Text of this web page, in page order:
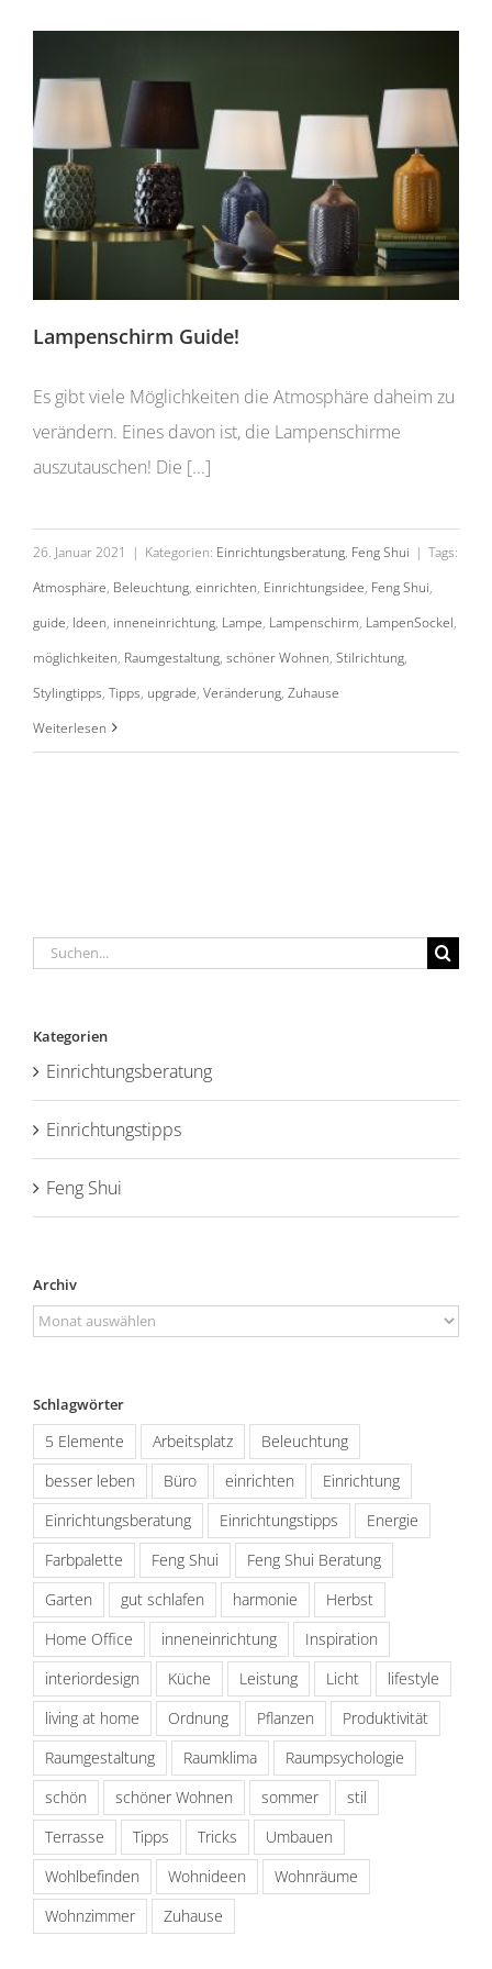
Lampenschirm Guide!
Es gibt viele Möglichkeiten die Atmosphäre daheim zu
verändern. Eines davon ist, die Lampenschirme
auszutauschen! Die [...]
26. Januar 2021 | Kategorien: Einrichtungsberatung, Feng Shui | Tags:
Atmosphäre, Beleuchtung, einrichten, Einrichtungsidee, Feng Shui,
guide, Ideen, inneneinrichtung, Lampe, Lampenschirm, LampenSockel,
möglichkeiten, Raumgestaltung, schöner Wohnen, Stilrichtung,
Stylingtipps, Tipps, upgrade, Veränderung, Zuhause
Weiterlesen
Suche
Kategorien
Einrichtungsberatung
Einrichtungstipps
Feng Shui
Archiv
Archiv
Schlagwörter
5 Elemente Arbeitsplatz
Beleuchtung
besser leben
Büro einrichten
Einrichtung
Einrichtungsberatung
Einrichtungstipps
Energie
Farbpalette
Feng Shui
Feng Shui Beratung
Garten
gut schlafen harmonie
Herbst
Home Office
inneneinrichtung
Inspiration
interiordesign
Küche Leistung Licht
lifestyle
living at home
Ordnung Pflanzen
Produktivität
Raumgestaltung
Raumklima
Raumpsychologie
schön
schöner Wohnen sommer
stil
Terrasse
Tipps Tricks
Umbauen
Wohlbefinden
Wohnideen
Wohnräume
Wohnzimmer
Zuhause